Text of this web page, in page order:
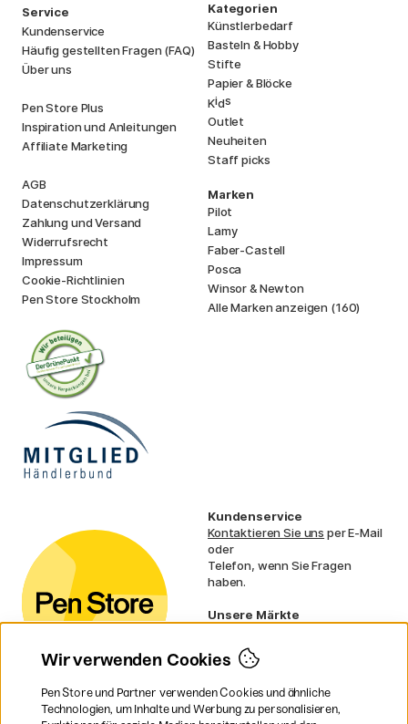
Service
Kundenservice
Häufig gestellten Fragen (FAQ)
Über uns
Pen Store Plus
Inspiration und Anleitungen
Affiliate Marketing
AGB
Datenschutzerklärung
Zahlung und Versand
Widerrufsrecht
Impressum
Cookie-Richtlinien
Pen Store Stockholm
Kategorien
Künstlerbedarf
Basteln & Hobby
Stifte
Papier & Blöcke
Kids
Outlet
Neuheiten
Staff picks
Marken
Pilot
Lamy
Faber-Castell
Posca
Winsor & Newton
Alle Marken anzeigen (160)
Kundenservice
Kontaktieren Sie uns per E-Mail
oder
Telefon, wenn Sie Fragen
haben.
Unsere Märkte
Norwegen
Dänemark
Frankreich
Irland
Wir verwenden Cookies
Pen Store und Partner verwenden Cookies und ähnliche
Technologien, um Inhalte und Werbung zu personalisieren,